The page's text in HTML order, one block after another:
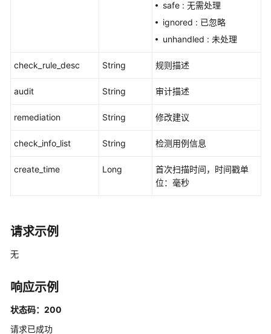
对
杂
检
未
主
机
忽
略/
取
safe : 无需处理
ignored : 已忽略
unhandled : 未处理
check_rule_desc String 规则描述
audit String 审计描述
remediation String 修改建议
check_info_list String 检测用例信息
create_time Long
首次扫描时间，时间戳单
位：毫秒
请求示例
无
响应示例
状态码：200
请求已成功